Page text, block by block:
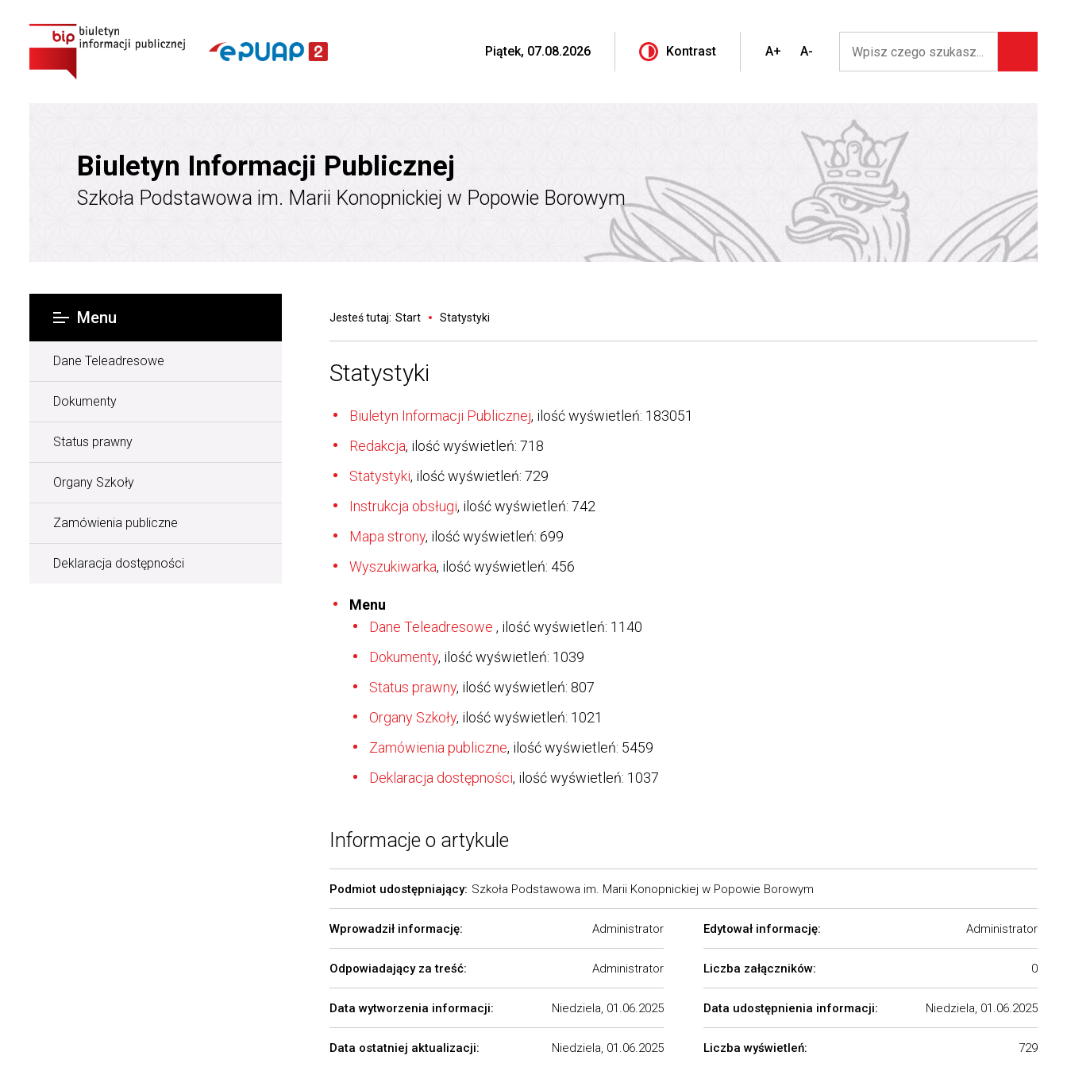
Piątek, 07.08.2026 Kontrast A+ A-
Biuletyn Informacji Publicznej
Szkoła Podstawowa im. Marii Konopnickiej w Popowie Borowym
Menu
Dane Teleadresowe
Dokumenty
Status prawny
Organy Szkoły
Zamówienia publiczne
Deklaracja dostępności
Jesteś tutaj: Start Statystyki
Statystyki
Biuletyn Informacji Publicznej, ilość wyświetleń: 183051
Redakcja, ilość wyświetleń: 718
Statystyki, ilość wyświetleń: 729
Instrukcja obsługi, ilość wyświetleń: 742
Mapa strony, ilość wyświetleń: 699
Wyszukiwarka, ilość wyświetleń: 456
Menu
Dane Teleadresowe , ilość wyświetleń: 1140
Dokumenty, ilość wyświetleń: 1039
Status prawny, ilość wyświetleń: 807
Organy Szkoły, ilość wyświetleń: 1021
Zamówienia publiczne, ilość wyświetleń: 5459
Deklaracja dostępności, ilość wyświetleń: 1037
Informacje o artykule
Podmiot udostępniający: Szkoła Podstawowa im. Marii Konopnickiej w Popowie Borowym
Wprowadził informację: Administrator Edytował informację: Administrator
Odpowiadający za treść: Administrator Liczba załączników: 0
Data wytworzenia informacji: Niedziela, 01.06.2025 Data udostępnienia informacji: Niedziela, 01.06.2025
Data ostatniej aktualizacji: Niedziela, 01.06.2025 Liczba wyświetleń: 729